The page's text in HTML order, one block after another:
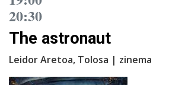
20:30
The astronaut
Leidor Aretoa, Tolosa | zinema